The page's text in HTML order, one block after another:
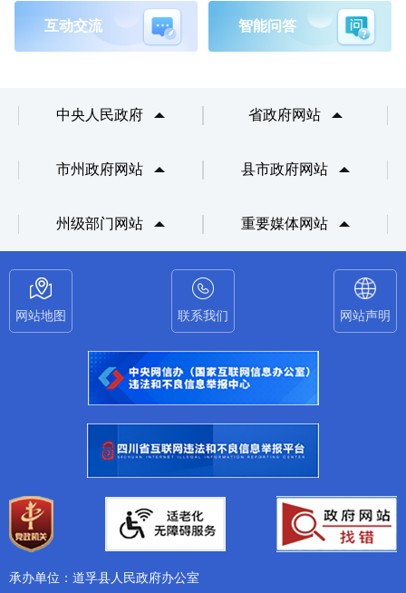
互动交流 智能问答
中央人民政府 省政府网站
市州政府网站 县市政府网站
州级部门网站 重要媒体网站
网站地图 联系我们 网站声明
承办单位：道孚县人民政府办公室